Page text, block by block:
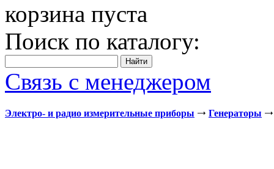
корзина пуста
Поиск по каталогу:
Связь с менеджером
Электро- и радио измерительные приборы Генераторы